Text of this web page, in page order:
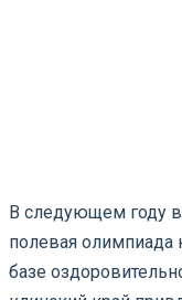
В следующем году в
полевая олимпиада
базе